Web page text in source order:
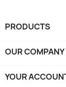
PRODUCTS
OUR COMPANY
YOUR